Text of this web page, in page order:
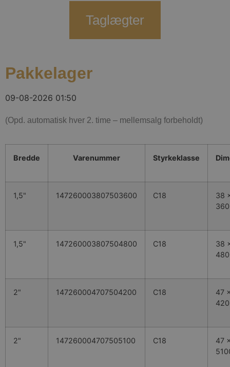
Taglægter
Pakkelager
09-08-2026 01:50
(Opd. automatisk hver 2. time – mellemsalg forbeholdt)
Bredde Varenummer Styrkeklasse
1,5" 147260003807503600 C18
38
1,5" 147260003807504800 C18
38
2" 147260004707504200 C18
47
2" 147260004707505100 C18
47